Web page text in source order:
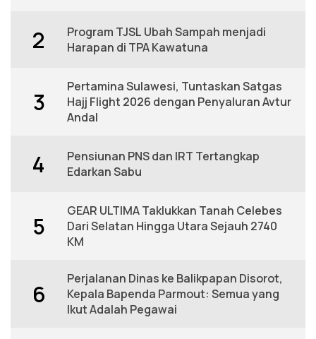
2
Program TJSL Ubah Sampah menjadi
Harapan di TPA Kawatuna
3
Pertamina Sulawesi, Tuntaskan Satgas
Hajj Flight 2026 dengan Penyaluran Avtur
Andal
4
Pensiunan PNS dan IRT Tertangkap
Edarkan Sabu
5
GEAR ULTIMA Taklukkan Tanah Celebes
Dari Selatan Hingga Utara Sejauh 2740
KM
6
Perjalanan Dinas ke Balikpapan Disorot,
Kepala Bapenda Parmout: Semua yang
Ikut Adalah Pegawai